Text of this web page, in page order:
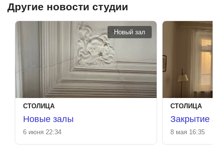
Другие новости студии
Новый зал
СТОЛИЦА
Новые залы
6 июня 22:34
СТОЛИЦА
Закрытие
8 мая 16:35